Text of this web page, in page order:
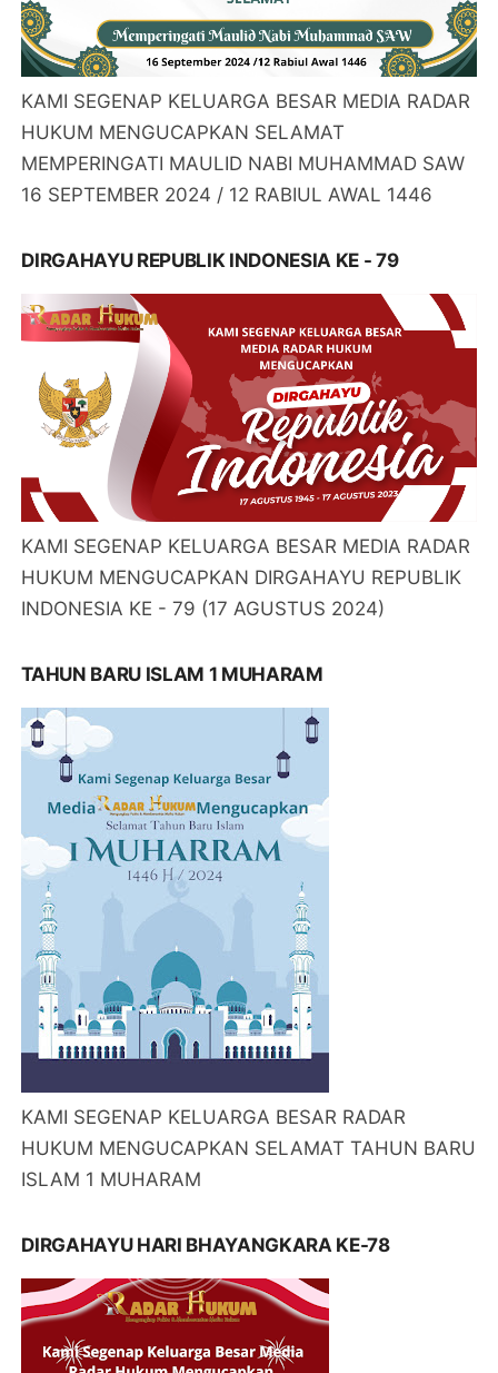
KAMI SEGENAP KELUARGA BESAR MEDIA RADAR
HUKUM MENGUCAPKAN SELAMAT
MEMPERINGATI MAULID NABI MUHAMMAD SAW
16 SEPTEMBER 2024 / 12 RABIUL AWAL 1446
DIRGAHAYU REPUBLIK INDONESIA KE - 79
KAMI SEGENAP KELUARGA BESAR MEDIA RADAR
HUKUM MENGUCAPKAN DIRGAHAYU REPUBLIK
INDONESIA KE - 79 (17 AGUSTUS 2024)
TAHUN BARU ISLAM 1 MUHARAM
KAMI SEGENAP KELUARGA BESAR RADAR
HUKUM MENGUCAPKAN SELAMAT TAHUN BARU
ISLAM 1 MUHARAM
DIRGAHAYU HARI BHAYANGKARA KE-78